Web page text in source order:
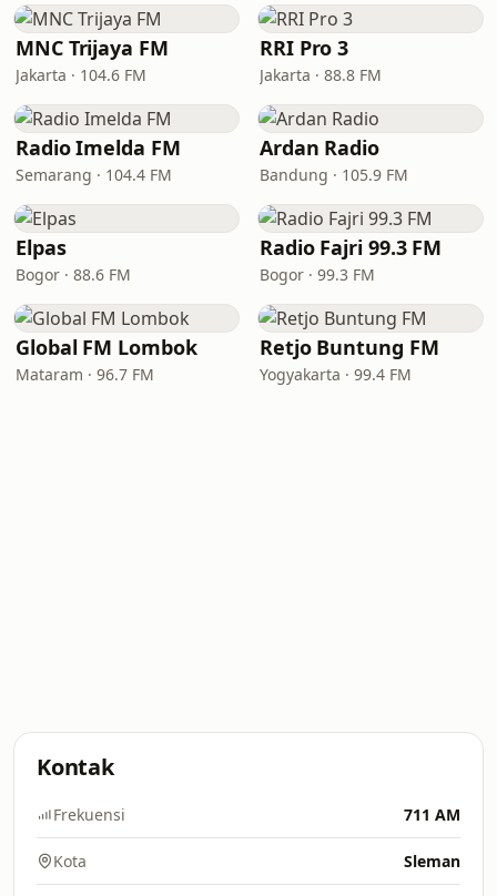
MNC Trijaya FM
Jakarta · 104.6 FM
RRI Pro 3
Jakarta · 88.8 FM
Radio Imelda FM
Semarang · 104.4 FM
Ardan Radio
Bandung · 105.9 FM
Elpas
Bogor · 88.6 FM
Radio Fajri 99.3 FM
Bogor · 99.3 FM
Global FM Lombok
Mataram · 96.7 FM
Retjo Buntung FM
Yogyakarta · 99.4 FM
Kontak
Frekuensi 711 AM
Kota Sleman